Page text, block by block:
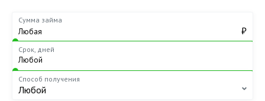
Сумма займа
₽
Срок, дней
Способ получения
Любой